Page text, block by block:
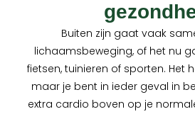
Buiten zijn gaat vaak
lichaamsbeweging, of het nu
fietsen, tuinieren of sporten. Het
maar je bent in ieder geval in
extra cardio boven op je